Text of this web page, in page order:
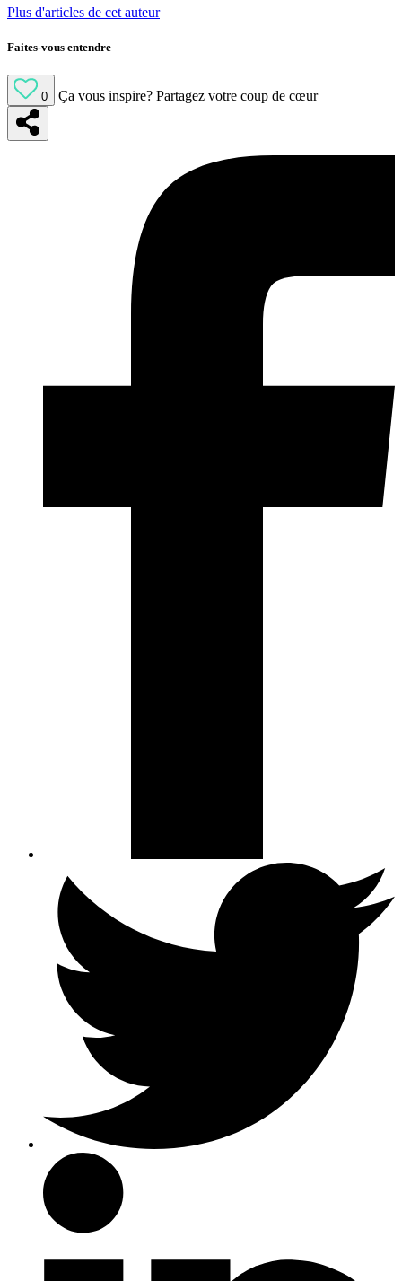
Plus d'articles de cet auteur
Faites-vous entendre
0 Ça vous inspire? Partagez votre coup de cœur